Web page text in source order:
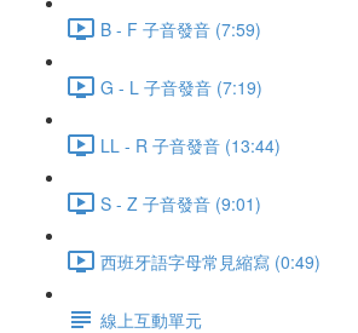
B - F 子音發音 (7:59)
G - L 子音發音 (7:19)
LL - R 子音發音 (13:44)
S - Z 子音發音 (9:01)
西班牙語字母常見縮寫 (0:49)
線上互動單元